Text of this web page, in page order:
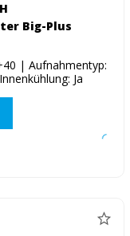
Big-Plus
| Aufnahmentyp:
Ja